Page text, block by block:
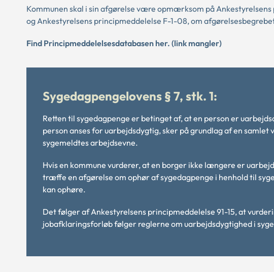
Kommunen skal i sin afgørelse være opmærksom på
og Ankestyrelsens principmeddelelse F-1-08, om
Find Principmeddelelsesdatabasen her. (link mangler)
Sygedagpengelovens § 7, stk. 1:
Retten til sygedagpenge er betinget af, at en person er
person anses for uarbejdsdygtig, sker på grundlag af en
sygemeldtes arbejdsevne.
Hvis en kommune vurderer, at en borger ikke længere er
træffe en afgørelse om ophør af sygedagpenge i henhold til
kan ophøre.
Det følger af Ankestyrelsens principmeddelelse 91-15, at
jobafklaringsforløb følger reglerne om uarbejdsdygtighed i